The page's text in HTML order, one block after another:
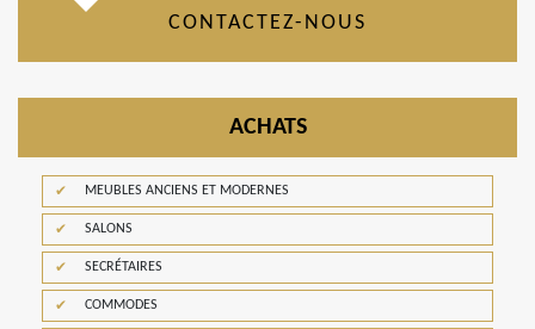
CONTACTEZ-NOUS
ACHATS
MEUBLES ANCIENS ET MODERNES
SALONS
SECRÉTAIRES
COMMODES